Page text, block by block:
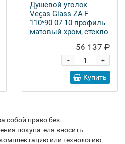
Душевой уголок
Vegas Glass ZA-F
110*90 07 10 профиль
матовый хром, стекло
56 137 ₽
+
-
Купить
собой право без
покупателя вносить
или технологию